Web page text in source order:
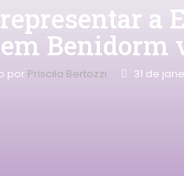
a
Benidorm
por Priscila Bertozzi 31 de